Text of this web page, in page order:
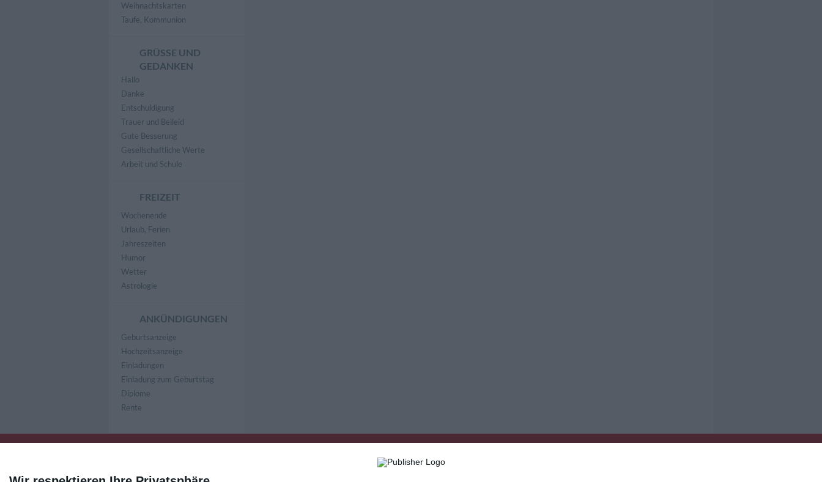
Weihnachtskarten
Taufe, Kommunion
GRÜSSE UND G
EDANKEN
Hallo
Danke
Entschuldigung
Trauer und Beileid
Gute Besserung
Gesellschaftliche Werte
Arbeit und Schule
FREIZEIT
Wochenende
Urlaub, Ferien
Jahreszeiten
Humor
Wetter
Astrologie
ANKÜNDIGUNGEN
Geburtsanzeige
Hochzeitsanzeige
Einladungen
Einladung zum Geburtstag
Diplome
Rente